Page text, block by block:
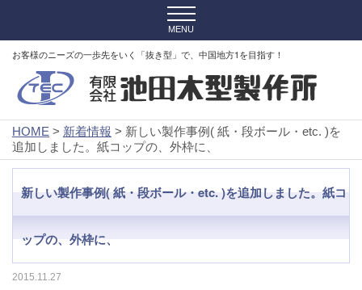
お客様のニーズの一歩先をいく「抜き型」で、中国地方1を目指す！
HOME > 新着情報 > 新しい製作事例( 紙・段ボール・etc. )を
追加しました。紙コップの、外枠に、
新しい製作事例( 紙・段ボール・etc. )を追加しました。紙コ
ップの、外枠に、
2015.11.27